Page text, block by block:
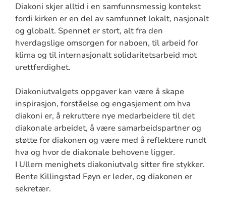
Diakoni skjer alltid i en samfunnsmessig kontekst
fordi kirken er en del av samfunnet lokalt, nasjonalt
og globalt. Spennet er stort, alt fra den
hverdagslige omsorgen for naboen, til arbeid for
klima og til internasjonalt solidaritetsarbeid mot
urettferdighet.
Diakoniutvalgets oppgaver kan være å skape
inspirasjon, forståelse og engasjement om hva
diakoni er, å rekruttere nye medarbeidere til det
diakonale arbeidet, å være samarbeidspartner og
støtte for diakonen og være med å reflektere rundt
hva og hvor de diakonale behovene ligger.
I Ullern menighets diakoniutvalg sitter fire stykker.
Bente Killingstad Føyn er leder, og diakonen er
sekretær.